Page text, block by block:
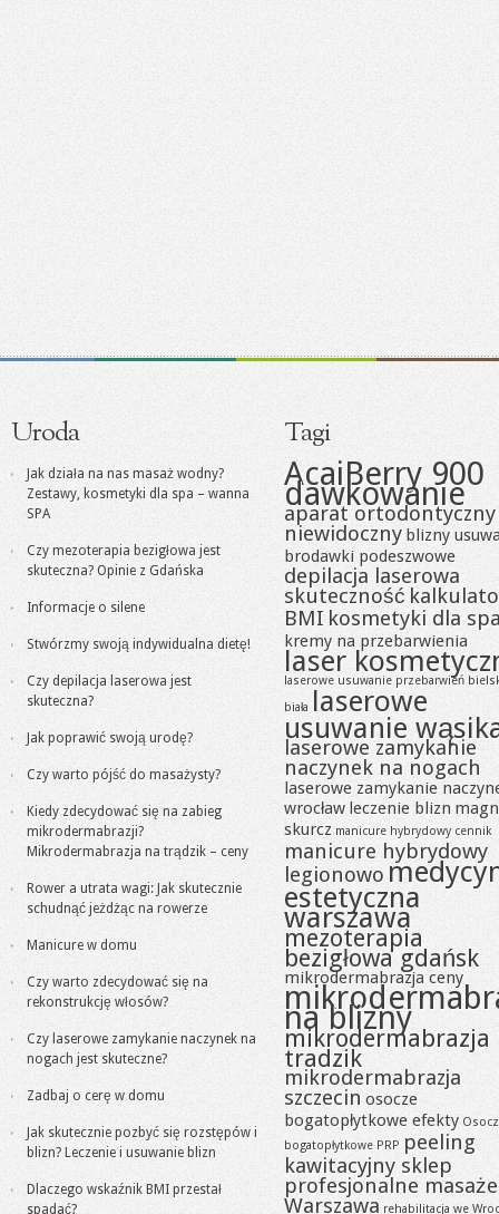
Uroda
Jak działa na nas masaż wodny?
Zestawy, kosmetyki dla spa – wanna
SPA
Czy mezoterapia bezigłowa jest
skuteczna? Opinie z Gdańska
Informacje o silene
Stwórzmy swoją indywidualna dietę!
Czy depilacja laserowa jest
skuteczna?
Jak poprawić swoją urodę?
Czy warto pójść do masażysty?
Kiedy zdecydować się na zabieg
mikrodermabrazji?
Mikrodermabrazja na trądzik – ceny
Rower a utrata wagi: Jak skutecznie
schudnąć jeżdżąc na rowerze
Manicure w domu
Czy warto zdecydować się na
rekonstrukcję włosów?
Czy laserowe zamykanie naczynek na
nogach jest skuteczne?
Zadbaj o cerę w domu
Jak skutecznie pozbyć się rozstępów i
blizn? Leczenie i usuwanie blizn
Dlaczego wskaźnik BMI przestał
spadać?
Tagi
AcaiBerry 900
dawkowanie
aparat ortodontyczny
niewidoczny blizny
brodawki podeszwowe
depilacja laserowa
skuteczność
BMI kosmetyki dla
kremy na przebarwienia
laser
laserowe usuwanie przebarwień
biała laserowe
usuwanie
laserowe zamykanie
naczynek na nogach
laserowe zamykanie
wrocław leczenie blizn
skurcz manicure hybrydowy cennik
manicure hybrydowy
legionowo
estetyczna
warszawa
mezoterapia
bezigłowa gdańsk
mikrodermabrazja ceny
na blizny
mikrodermabrazja
tradzik
mikrodermabrazja
szczecin osocze
bogatopłytkowe efekty
bogatopłytkowe PRP peeling
kawitacyjny sklep
profesjonalne masaże
Warszawa rehabilitacja we